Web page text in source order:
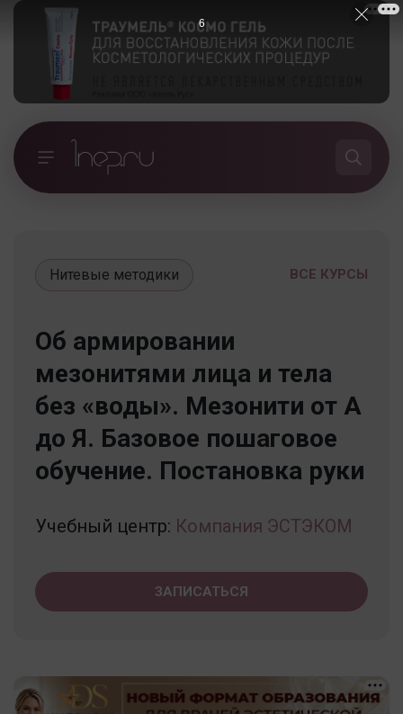
ВСЕ КУРСЫ
Нитевые методики
Об армировании
мезонитями лица и тела
без «воды». Мезонити от А
до Я. Базовое пошаговое
обучение. Постановка руки
Учебный центр: Компания ЭСТЭКОМ
ЗАПИСАТЬСЯ
5